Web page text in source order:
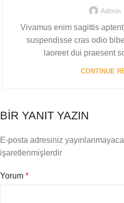
Admin
Vivamus enim sagittis
suspendisse cras odio
laoreet dui praesent
CONTINUE
BIR YANIT YAZIN
E-posta adresiniz
işaretlenmişlerdir
Yorum *